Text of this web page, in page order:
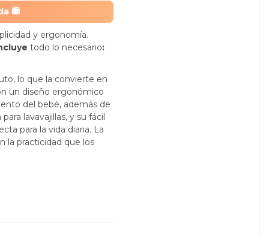
🛍️
y ergonomía.
todo lo necesario:
lo que la convierte en
un diseño ergonómico
del bebé, además de
lavavajillas, y su fácil
para la vida diaria. La
la practicidad que los